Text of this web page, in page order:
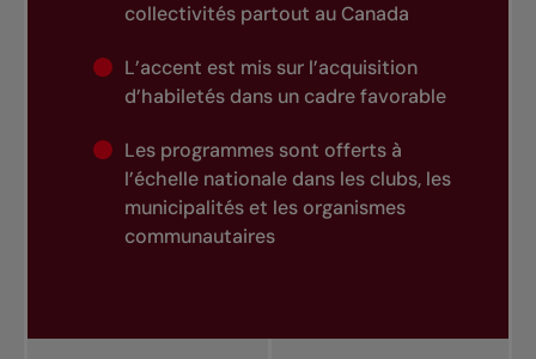
collectivités partout au Canada
L’accent est mis sur l’acquisition
d’habiletés dans un cadre favorable
Les programmes sont offerts à
l’échelle nationale dans les clubs, les
municipalités et les organismes
communautaires